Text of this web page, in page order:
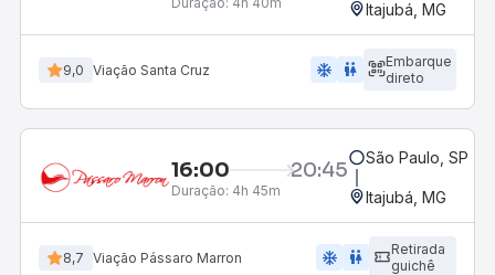
Itajubá, MG
9,0 Viação Santa Cruz ac_unit wc
Embarque
direto
16:00 20:45
Duração: 4h 45m
São Paulo, SP -
Itajubá, MG
8,7 Viação Pássaro Marron ac_unit wc
Retirada
guichê